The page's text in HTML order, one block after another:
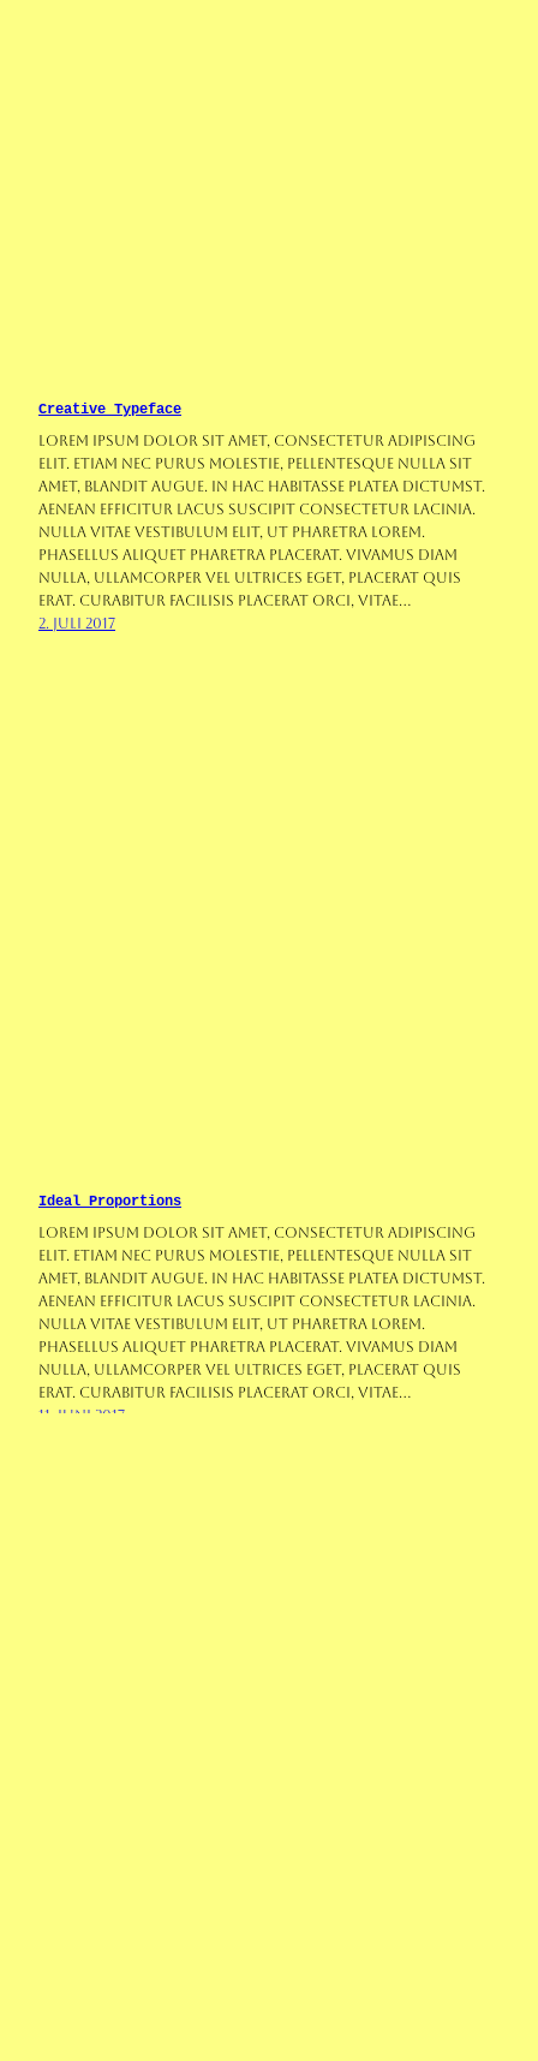
Creative Typeface
Lorem ipsum dolor sit amet, consectetur adipiscing
elit. Etiam nec purus molestie, pellentesque nulla sit
amet, blandit augue. In hac habitasse platea dictumst.
Aenean efficitur lacus suscipit consectetur lacinia.
Nulla vitae vestibulum elit, ut pharetra lorem.
Phasellus aliquet pharetra placerat. Vivamus diam
nulla, ullamcorper vel ultrices eget, placerat quis
erat. Curabitur facilisis placerat orci, vitae…
2. Juli 2017
Ideal Proportions
Lorem ipsum dolor sit amet, consectetur adipiscing
elit. Etiam nec purus molestie, pellentesque nulla sit
amet, blandit augue. In hac habitasse platea dictumst.
Aenean efficitur lacus suscipit consectetur lacinia.
Nulla vitae vestibulum elit, ut pharetra lorem.
Phasellus aliquet pharetra placerat. Vivamus diam
nulla, ullamcorper vel ultrices eget, placerat quis
erat. Curabitur facilisis placerat orci, vitae…
11. Juni 2017